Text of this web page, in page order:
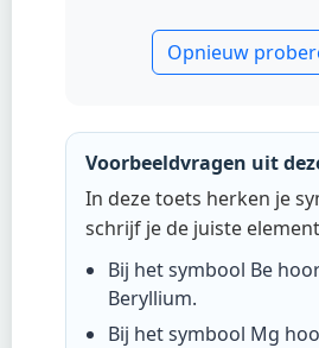
Opnieuw
Voorbeeldvragen uit
In deze toets herken je
schrijf je de juiste
Bij het symbool Be
Beryllium.
Bij het symbool Mg